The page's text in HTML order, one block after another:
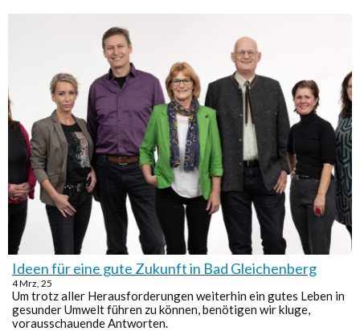
Ideen für eine gute Zukunft in Bad Gleichenberg
4Mrz, 25
Um trotz aller Herausforderungen weiterhin ein gutes Leben in
gesunder Umwelt führen zu können, benötigen wir kluge,
vorausschauende Antworten.